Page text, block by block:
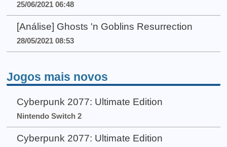
25/06/2021 06:48
[Análise] Ghosts 'n Goblins Resurrection
28/05/2021 08:53
Jogos mais novos
Cyberpunk 2077: Ultimate Edition
Nintendo Switch 2
Cyberpunk 2077: Ultimate Edition